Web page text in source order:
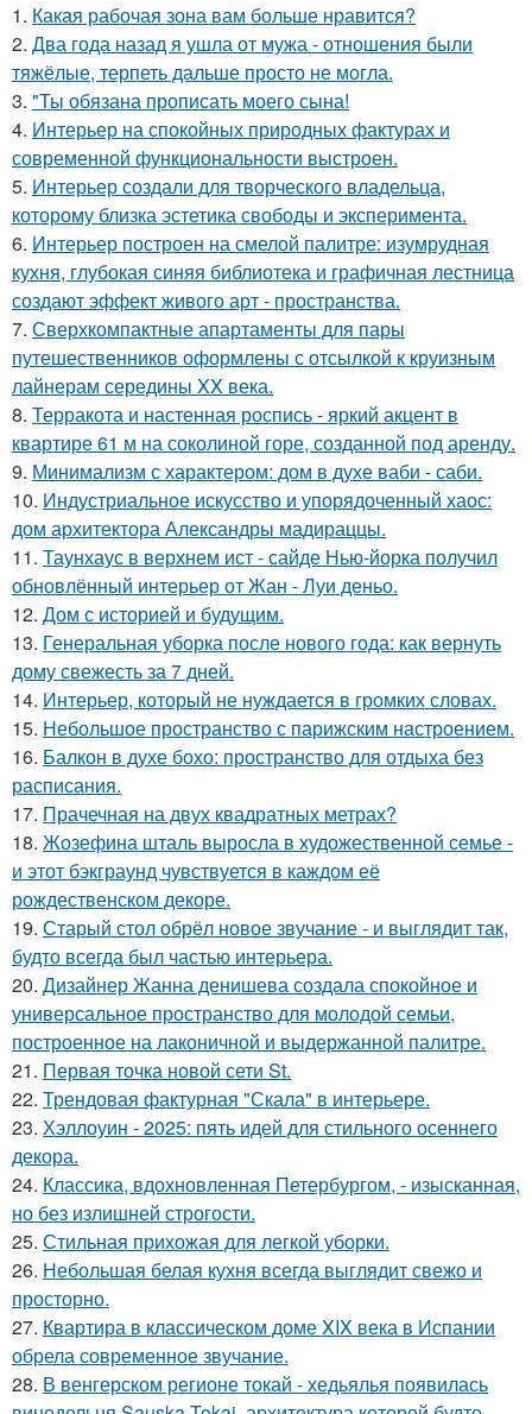
1. Какая рабочая зона вам больше нравится?
2. Два года назад я ушла от мужа - отношения были
тяжёлые, терпеть дальше просто не могла.
3. "Ты обязана прописать моего сына!
4. Интерьер на спокойных природных фактурах и
современной функциональности выстроен.
5. Интерьер создали для творческого владельца,
которому близка эстетика свободы и эксперимента.
6. Интерьер построен на смелой палитре: изумрудная
кухня, глубокая синяя библиотека и графичная лестница
создают эффект живого арт - пространства.
7. Сверхкомпактные апартаменты для пары
путешественников оформлены с отсылкой к круизным
лайнерам середины XX века.
8. Терракота и настенная роспись - яркий акцент в
квартире 61 м на соколиной горе, созданной под аренду.
9. Минимализм с характером: дом в духе ваби - саби.
10. Индустриальное искусство и упорядоченный хаос:
дом архитектора Александры мадираццы.
11. Таунхаус в верхнем ист - сайде Нью-йорка получил
обновлённый интерьер от Жан - Луи деньо.
12. Дом с историей и будущим.
13. Генеральная уборка после нового года: как вернуть
дому свежесть за 7 дней.
14. Интерьер, который не нуждается в громких словах.
15. Небольшое пространство с парижским настроением.
16. Балкон в духе бохо: пространство для отдыха без
расписания.
17. Прачечная на двух квадратных метрах?
18. Жозефина шталь выросла в художественной семье -
и этот бэкграунд чувствуется в каждом её
рождественском декоре.
19. Старый стол обрёл новое звучание - и выглядит так,
будто всегда был частью интерьера.
20. Дизайнер Жанна денишева создала спокойное и
универсальное пространство для молодой семьи,
построенное на лаконичной и выдержанной палитре.
21. Первая точка новой сети St.
22. Трендовая фактурная "Скала" в интерьере.
23. Хэллоуин - 2025: пять идей для стильного осеннего
декора.
24. Классика, вдохновленная Петербургом, - изысканная,
но без излишней строгости.
25. Стильная прихожая для легкой уборки.
26. Небольшая белая кухня всегда выглядит свежо и
просторно.
27. Квартира в классическом доме XIX века в Испании
обрела современное звучание.
28. В венгерском регионе токай - хедьялья появилась